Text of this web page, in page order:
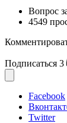
Вопрос
4549
Подписаться 3
Facebook
Twitter